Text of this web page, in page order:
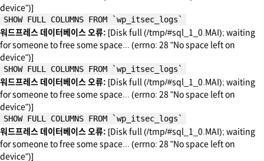
device")]
SHOW FULL COLUMNS FROM `wp_itsec_logs`
워드프레스 데이터베이스 오류: [Disk full (/tmp/#sql_1_0.MAI); waiting
for someone to free some space... (errno: 28 "No space left on
device")]
SHOW FULL COLUMNS FROM `wp_itsec_logs`
워드프레스 데이터베이스 오류: [Disk full (/tmp/#sql_1_0.MAI); waiting
for someone to free some space... (errno: 28 "No space left on
device")]
SHOW FULL COLUMNS FROM `wp_itsec_logs`
워드프레스 데이터베이스 오류: [Disk full (/tmp/#sql_1_0.MAI); waiting
for someone to free some space... (errno: 28 "No space left on
device")]